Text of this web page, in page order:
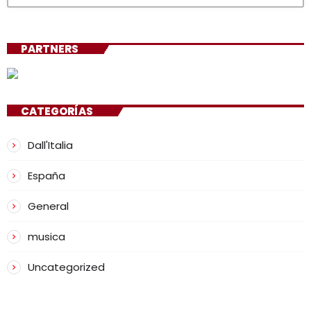
PARTNERS
CATEGORÍAS
Dall'Italia
España
General
musica
Uncategorized